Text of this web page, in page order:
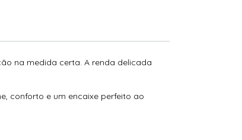
na medida certa. A renda delicada
conforto e um encaixe perfeito ao